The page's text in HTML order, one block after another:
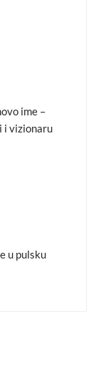
ime –
i vizionaru
u pulsku